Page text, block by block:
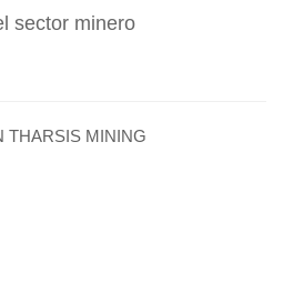
sector minero
THARSIS MINING